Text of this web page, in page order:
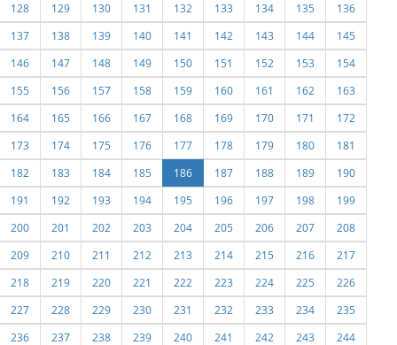
128
129 130 131 132 133 134 135
136
137
138 139 140 141 142 143 144
145
146
147 148 149 150 151 152 153
154
155
156 157 158 159 160 161 162
163
164
165 166 167 168 169 170 171
172
173
174 175 176 177 178 179 180
181
182
183 184 185 186 187 188 189
190
191
192 193 194 195 196 197 198
199
200
201 202 203 204 205 206 207
208
209
210 211 212 213 214 215 216
217
218
219 220 221 222 223 224 225
226
227
228 229 230 231 232 233 234
235
236
237 238 239 240 241 242 243
244